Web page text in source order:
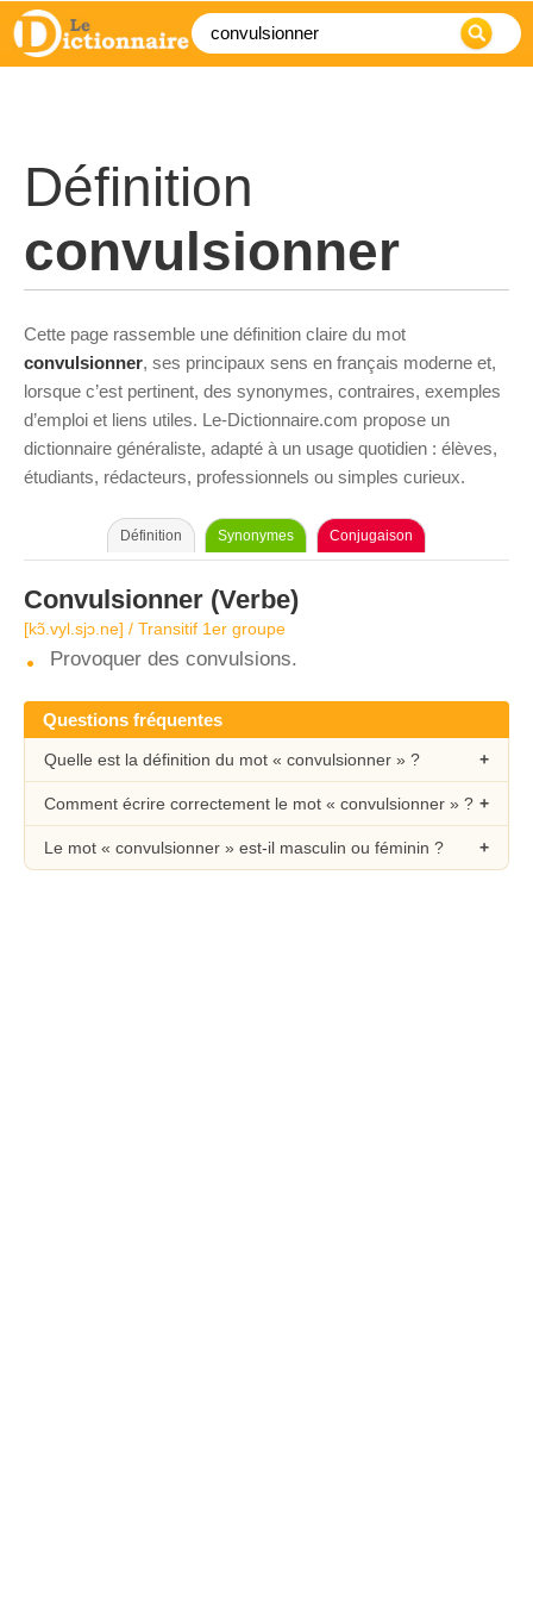
Définition
convulsionner
Cette page rassemble une définition claire du mot
convulsionner, ses principaux sens en français moderne et,
lorsque c’est pertinent, des synonymes, contraires, exemples
d’emploi et liens utiles. Le-Dictionnaire.com propose un
dictionnaire généraliste, adapté à un usage quotidien : élèves,
étudiants, rédacteurs, professionnels ou simples curieux.
Définition Synonymes Conjugaison
Convulsionner (Verbe)
[kɔ̃.vyl.sjɔ.ne] / Transitif 1er groupe
Provoquer des convulsions.
Questions fréquentes
Quelle est la définition du mot « convulsionner » ?
Comment écrire correctement le mot « convulsionner » ?
Le mot « convulsionner » est-il masculin ou féminin ?